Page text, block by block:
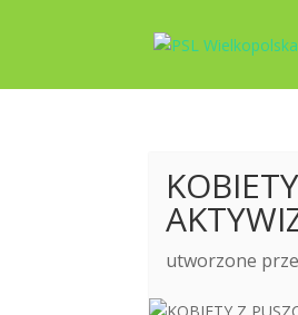
utworzone